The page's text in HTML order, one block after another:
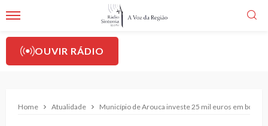
OUVIR RÁDIO
Home Atualidade Município de Arouca investe 25 mil euros em bolsas